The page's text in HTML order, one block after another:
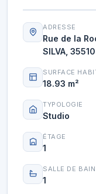
ADRESSE
Rue de la
SILVA,
SURFACE
18.93 m²
TYPOLOGIE
Studio
ÉTAGE
1
SALLE DE
1